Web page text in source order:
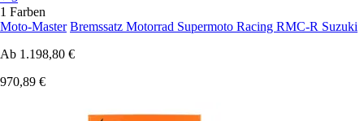
1 Farben
Moto-Master Bremssatz Motorrad Supermoto Racing RMC-R Suzuki
Ab 1.198,80 €
970,89 €